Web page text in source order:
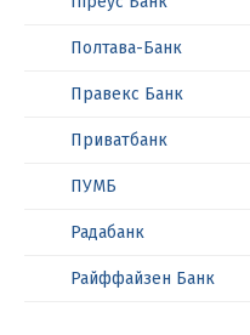
Полтава-Банк
Правекс Банк
Приватбанк
ПУМБ
Радабанк
Райффайзен Банк